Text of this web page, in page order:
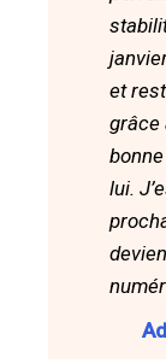
et
grâce
lui.